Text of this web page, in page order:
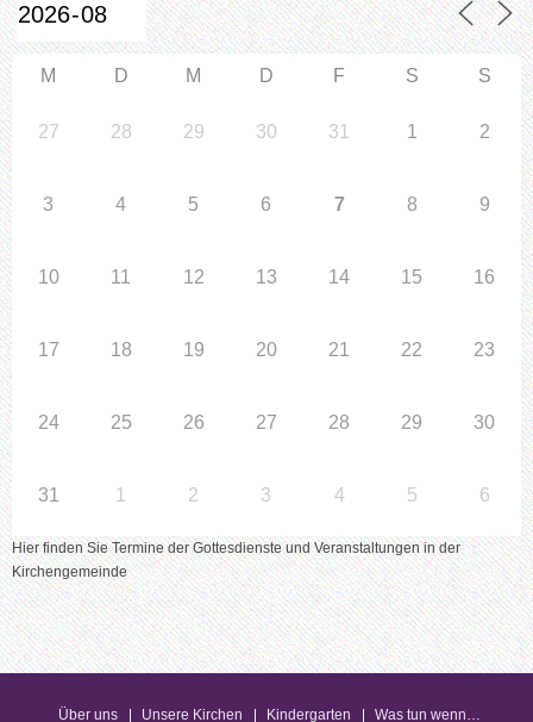
M D M D F S S
27 28 29 30 31 1 2
3 4 5 6 7 8 9
10 11 12 13 14 15 16
17 18 19 20 21 22 23
24 25 26 27 28 29 30
31 1 2 3 4 5 6
Hier finden Sie Termine der Gottesdienste und Veranstaltungen in der
Kirchengemeinde
Über uns Unsere Kirchen Kindergarten Was tun wenn…